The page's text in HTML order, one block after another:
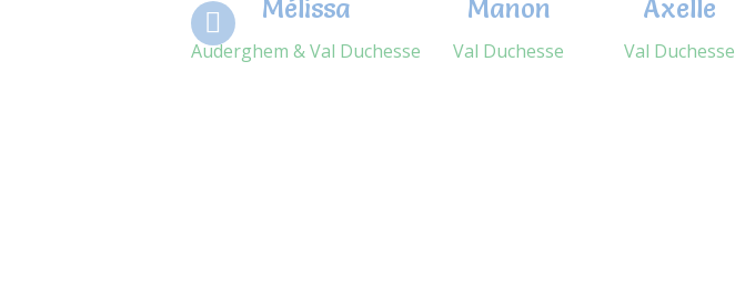
Mélissa
Auderghem & Val Duchesse
Manon
Val Duchesse
Axelle
Val Duchesse